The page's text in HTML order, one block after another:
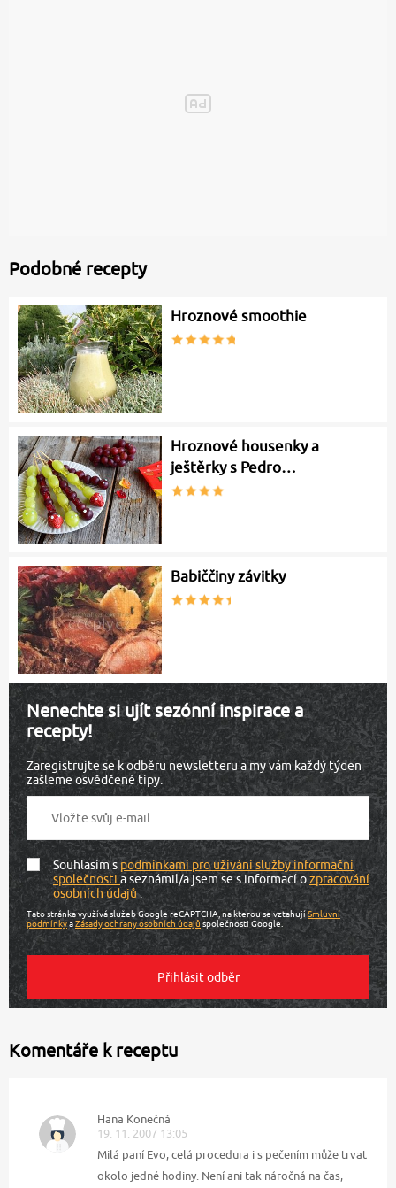
Podobné recepty
Hroznové smoothie
Hroznové housenky a
ještěrky s Pedro…
Babiččiny závitky
Nenechte si ujít sezónní inspirace a
recepty!
Zaregistrujte se k odběru newsletteru a my vám každý týden
zašleme osvědčené tipy.
Souhlasím spodmínkami pro užívání služby informační
společnostia seznámil/a jsem se s informací ozpracování
osobních údajů.
Tato stránka využívá služeb Google reCAPTCHA, na kterou se vztahujíSmluvní
podmínkyaZásady ochrany osobních údajů společnosti Google.
Komentáře k receptu
Hana Konečná
19. 11. 2007 13:05
Milá paní Evo, celá procedura i s pečením může trvat
okolo jedné hodiny. Není ani tak náročná na čas,